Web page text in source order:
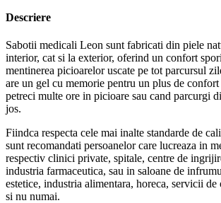
Descriere
Sabotii medicali Leon sunt fabricati din piele
interior, cat si la exterior, oferind un confort
mentinerea picioarelor uscate pe tot parcursul
are un gel cu memorie pentru un plus de
petreci multe ore in picioare sau cand parcurgi
jos.
Fiindca respecta cele mai inalte standarde de
sunt recomandati persoanelor care lucreaza in
respectiv clinici private, spitale, centre de
industria farmaceutica, sau in saloane de
estetice, industria alimentara, horeca, servicii
si nu numai.